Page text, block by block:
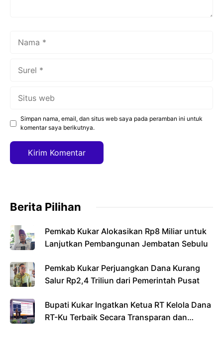
Simpan nama, email, dan situs web saya pada peramban ini untuk
komentar saya berikutnya.
Berita Pilihan
Pemkab Kukar Alokasikan Rp8 Miliar untuk
Lanjutkan Pembangunan Jembatan Sebulu
Pemkab Kukar Perjuangkan Dana Kurang
Salur Rp2,4 Triliun dari Pemerintah Pusat
Bupati Kukar Ingatkan Ketua RT Kelola Dana
RT-Ku Terbaik Secara Transparan dan